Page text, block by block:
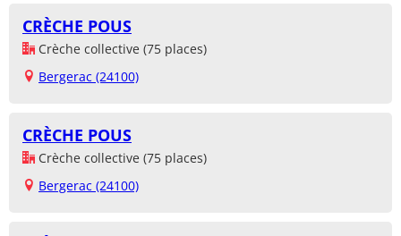
CRÈCHE POUS
Crèche collective (75 places)
Bergerac (24100)
CRÈCHE POUS
Crèche collective (75 places)
Bergerac (24100)